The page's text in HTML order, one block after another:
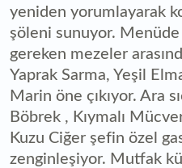
yeniden yorumlayarak
şöleni sunuyor. Menüde
gereken mezeler
Yaprak Sarma, Yeşil
Marin öne çıkıyor. Ara
Böbrek , Kıymalı
Kuzu Ciğer şefin özel
zenginleşiyor. Mutfak